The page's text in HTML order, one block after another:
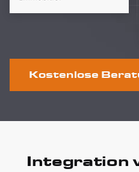
Kostenlose
Integration